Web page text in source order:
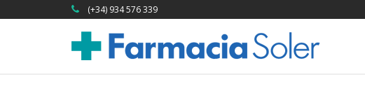
(+34) 934 576 339